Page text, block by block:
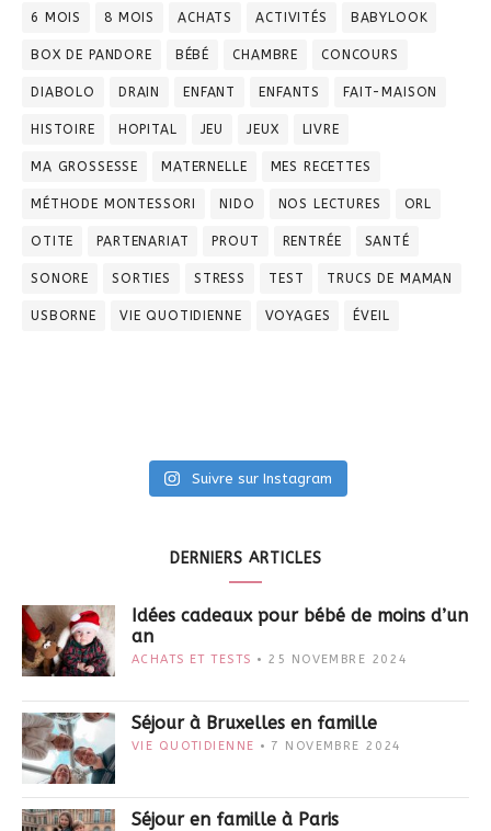
6 MOIS 8 MOIS ACHATS ACTIVITÉS BABYLOOK
BOX DE PANDORE BÉBÉ CHAMBRE CONCOURS
DIABOLO DRAIN ENFANT ENFANTS FAIT-MAISON
HISTOIRE HOPITAL JEU JEUX LIVRE
MA GROSSESSE MATERNELLE MES RECETTES
MÉTHODE MONTESSORI NIDO NOS LECTURES ORL
OTITE PARTENARIAT PROUT RENTRÉE SANTÉ
SONORE SORTIES STRESS TEST TRUCS DE MAMAN
USBORNE VIE QUOTIDIENNE VOYAGES ÉVEIL
Suivre sur Instagram
DERNIERS ARTICLES
Idées cadeaux pour bébé de moins d’un
an
ACHATS ET TESTS 25 NOVEMBRE 2024
Séjour à Bruxelles en famille
VIE QUOTIDIENNE 7 NOVEMBRE 2024
Séjour en famille à Paris